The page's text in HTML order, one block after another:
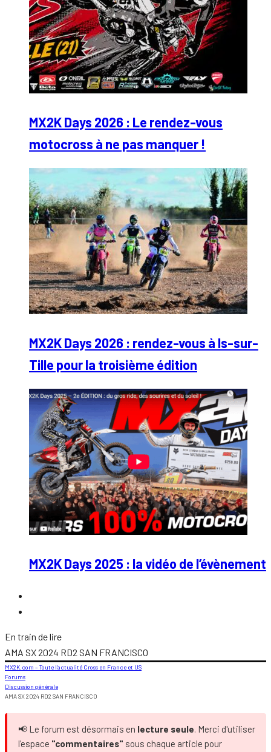
MX2K Days 2026 : Le rendez-vous
motocross à ne pas manquer !
MX2K Days 2026 : rendez-vous à Is-sur-
Tille pour la troisième édition
MX2K Days 2025 : la vidéo de l’évènement
En train de lire
AMA SX 2024 RD2 SAN FRANCISCO
MX2K.com – Toute l’actualité Cross en France et US
Forums
Discussion générale
AMA SX 2024 RD2 SAN FRANCISCO
📢 Le forum est désormais en lecture seule. Merci d'utiliser
l'espace "commentaires" sous chaque article pour